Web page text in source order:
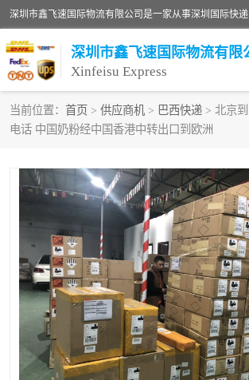
深圳市鑫飞速国际物流有限
Xinfeisu Express
当前位置： 首页 > 供应商机 > 巴西快递 > 北京
电话 中国奶粉经中国香港中转出口到欧洲
联邦快递 中欧铁路
俄罗斯快递 巴西快递
深圳DHL国际快递 伊朗快递
UPS国际快递 深圳国
深圳国际物流公司 深圳国
DHL国际快递电话 深圳国
新能源电池出口物流